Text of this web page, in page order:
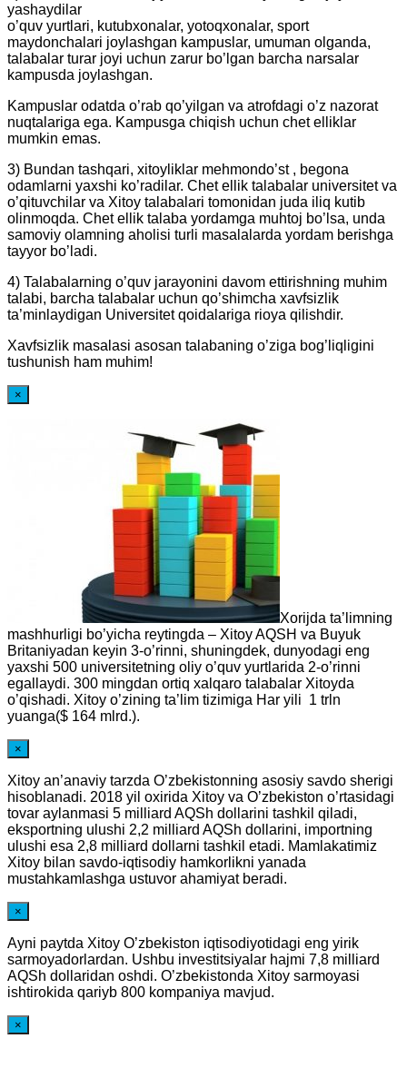
yashaydilar
o’quv yurtlari, kutubxonalar, yotoqxonalar, sport
maydonchalari joylashgan kampuslar, umuman olganda,
talabalar turar joyi uchun zarur bo’lgan barcha narsalar
kampusda joylashgan.
Kampuslar odatda o’rab qo’yilgan va atrofdagi o’z nazorat
nuqtalariga ega. Kampusga chiqish uchun chet elliklar
mumkin emas.
3) Bundan tashqari, xitoyliklar mehmondo’st , begona
odamlarni yaxshi ko’radilar. Chet ellik talabalar universitet va
o’qituvchilar va Xitoy talabalari tomonidan juda iliq kutib
olinmoqda. Chet ellik talaba yordamga muhtoj bo’lsa, unda
samoviy olamning aholisi turli masalalarda yordam berishga
tayyor bo’ladi.
4) Talabalarning o’quv jarayonini davom ettirishning muhim
talabi, barcha talabalar uchun qo’shimcha xavfsizlik
ta’minlaydigan Universitet qoidalariga rioya qilishdir.
Xavfsizlik masalasi asosan talabaning o’ziga bog’liqligini
tushunish ham muhim!
×
Xorijda ta’limning
mashhurligi bo’yicha reytingda – Xitoy AQSH va Buyuk
Britaniyadan keyin 3-o’rinni, shuningdek, dunyodagi eng
yaxshi 500 universitetning oliy o’quv yurtlarida 2-o’rinni
egallaydi. 300 mingdan ortiq xalqaro talabalar Xitoyda
o’qishadi. Xitoy o’zining ta’lim tizimiga Har yili 1 trln
yuanga($ 164 mlrd.).
×
Xitoy an’anaviy tarzda O’zbekistonning asosiy savdo sherigi
hisoblanadi. 2018 yil oxirida Xitoy va O’zbekiston o’rtasidagi
tovar aylanmasi 5 milliard AQSh dollarini tashkil qiladi,
eksportning ulushi 2,2 milliard AQSh dollarini, importning
ulushi esa 2,8 milliard dollarni tashkil etadi. Mamlakatimiz
Xitoy bilan savdo-iqtisodiy hamkorlikni yanada
mustahkamlashga ustuvor ahamiyat beradi.
×
Ayni paytda Xitoy O’zbekiston iqtisodiyotidagi eng yirik
sarmoyadorlardan. Ushbu investitsiyalar hajmi 7,8 milliard
AQSh dollaridan oshdi. O’zbekistonda Xitoy sarmoyasi
ishtirokida qariyb 800 kompaniya mavjud.
×